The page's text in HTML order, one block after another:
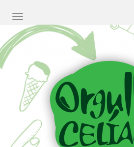
CAMBIAR NAVEGACIÓN